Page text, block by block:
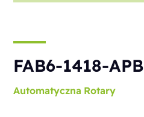
FAB6-1418-APB
Automatyczna Rotary